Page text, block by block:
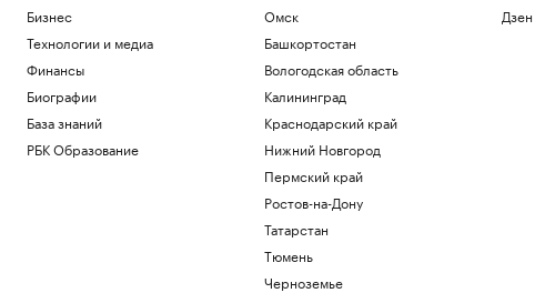
Бизнес
Технологии и медиа
Финансы
Биографии
База знаний
РБК Образование
Омск
Башкортостан
Вологодская область
Калининград
Краснодарский край
Нижний Новгород
Пермский край
Ростов-на-Дону
Татарстан
Тюмень
Черноземье
Дзен